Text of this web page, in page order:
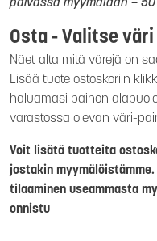
päivässä myymälään –
Osta - Valitse
Näet alta mitä värejä on
Lisää tuote ostoskoriin
haluamasi painon
varastossa olevan väri-
Voit lisätä tuotteita
jostakin
tilaaminen useammasta
onnistu